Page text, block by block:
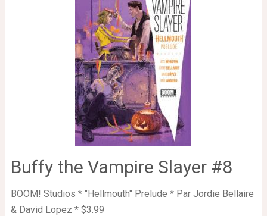
Buffy the Vampire Slayer #8
BOOM! Studios * "Hellmouth" Prelude * Par Jordie Bellaire
& David Lopez * $3.99